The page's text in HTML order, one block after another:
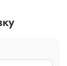
менеджер,
Чтобы